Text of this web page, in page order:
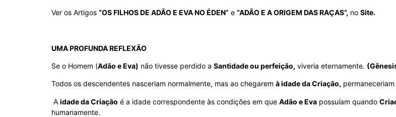
Ver os Artigos “OS FILHOS DE ADÃO E EVA NO ÉDEN” e “ADÃO E A ORIGEM DAS RAÇAS”, no Site.
UMA PROFUNDA REFLEXÃO
Se o Homem (Adão e Eva) não tivesse perdido a Santidade ou perfeição, viveria eternamente.
Todos os descendentes nasceriam normalmente, mas ao chegarem à idade da Criação,
A idade da Criação é a idade correspondente às condições em que Adão e Eva possuíam quando
humanamente.